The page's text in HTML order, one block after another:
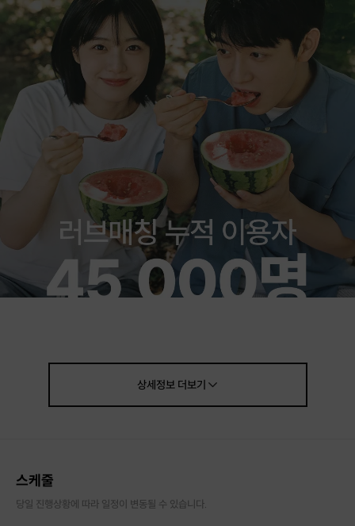
상세정보더보기
스케줄
당일 진행상황에 따라 일정이 변동될 수 있습니다.